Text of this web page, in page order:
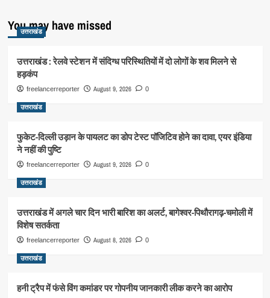
You may have missed
उत्तराखंड
उत्तराखंड : रेलवे स्टेशन में संदिग्ध परिस्थितियों में दो लोगों के शव मिलने से
हड़कंप
freelancerreporter August 9, 2026 0
उत्तराखंड
फुकेट-दिल्ली उड़ान के पायलट का डोप टेस्ट पॉजिटिव होने का दावा, एयर इंडिया
ने नहीं की पुष्टि
freelancerreporter August 9, 2026 0
उत्तराखंड
उत्तराखंड में अगले चार दिन भारी बारिश का अलर्ट, बागेश्वर-पिथौरागढ़-चमोली में
विशेष सतर्कता
freelancerreporter August 8, 2026 0
उत्तराखंड
हनी ट्रैप में फंसे विंग कमांडर पर गोपनीय जानकारी लीक करने का आरोप